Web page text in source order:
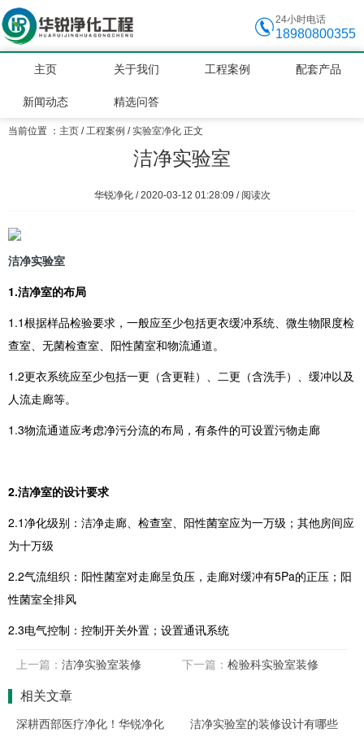
24小时电话
18980800355
主页 关于我们 工程案例 配套产品
新闻动态 精选问答
当前位置 ： 主页 /工程案例 /实验室净化 正文
洁净实验室
华锐净化 / 2020-03-12 01:28:09 / 阅读次
洁净实验室
1.洁净室的布局
1.1根据样品检验要求，一般应至少包括更衣缓冲系统、微生物限度检
查室、无菌检查室、阳性菌室和物流通道。
1.2更衣系统应至少包括一更（含更鞋）、二更（含洗手）、缓冲以及
人流走廊等。
1.3物流通道应考虑净污分流的布局，有条件的可设置污物走廊
2.洁净室的设计要求
2.1净化级别：洁净走廊、检查室、阳性菌室应为一万级；其他房间应
为十万级
2.2气流组织：阳性菌室对走廊呈负压，走廊对缓冲有5Pa的正压；阳
性菌室全排风
2.3电气控制：控制开关外置；设置通讯系统
上一篇： 洁净实验室装修 下一篇： 检验科实验室装修
相关文章
深耕西部医疗净化！华锐净化
洁净实验室的装修设计有哪些